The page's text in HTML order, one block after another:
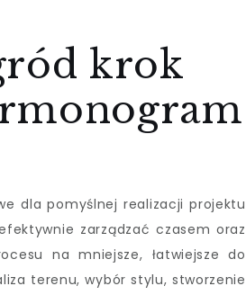
krok
dla pomyślnej realizacji projektu
zarządzać czasem oraz
na mniejsze, łatwiejsze do
terenu, wybór stylu, stworzenie